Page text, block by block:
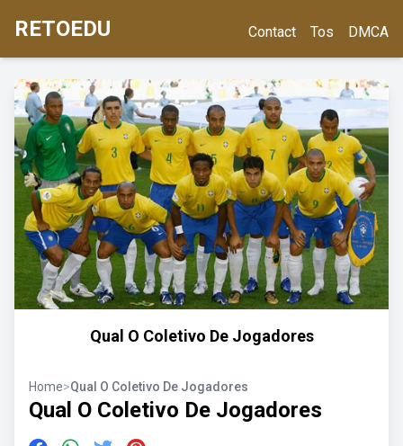
RETOEDU Contact Tos DMCA
Qual O Coletivo De Jogadores
Home>Qual O Coletivo De Jogadores
Qual O Coletivo De Jogadores